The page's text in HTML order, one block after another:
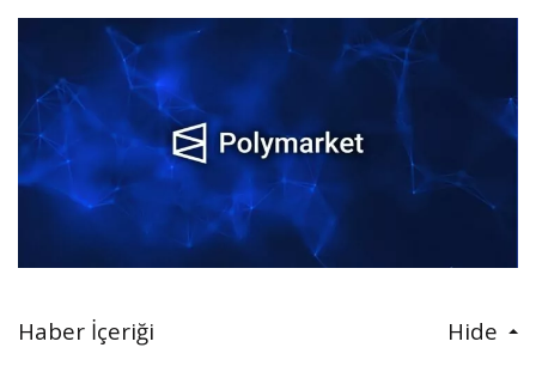
Haber İçeriği Hide